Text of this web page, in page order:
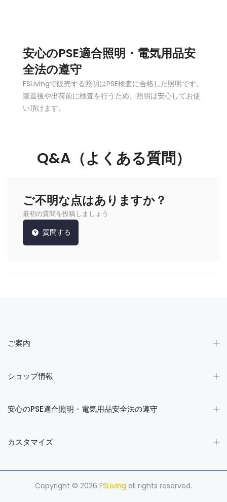
安心のPSE適合照明・電気用品安
全法の遵守
FSLivingで販売する照明はPSE検査に合格した照明です。
製造後や出荷前に検査を行うため、照明は安心してお使
い頂けます。
Q&A（よくある質問）
ご不明な点はありますか？
最初の質問を投稿しましょう
質問する
ご案内
ショップ情報
安心のPSE適合照明・電気用品安全法の遵守
カスタマイズ
Copyright © 2026 FSLiving all rights reserved.